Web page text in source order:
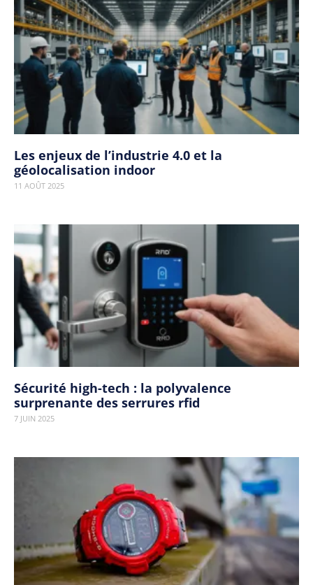
Les enjeux de l’industrie 4.0 et la
géolocalisation indoor
11 AOÛT 2025
Sécurité high-tech : la polyvalence
surprenante des serrures rfid
7 JUIN 2025